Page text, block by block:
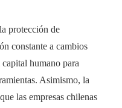
protección de
constante a cambios
humano para
Asimismo, la
las empresas chilenas